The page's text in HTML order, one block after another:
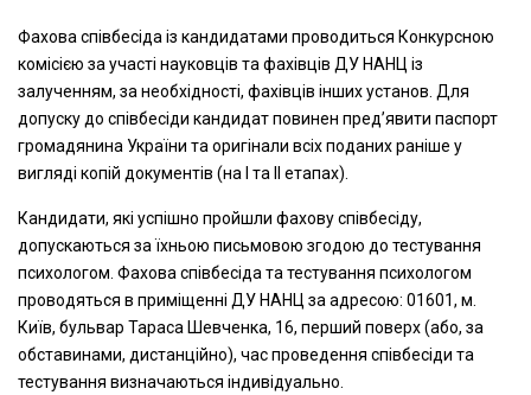
Фахова співбесіда із кандидатами проводиться Конкурсною
комісією за участі науковців та фахівців ДУ НАНЦ із
залученням, за необхідності, фахівців інших установ. Для
допуску до співбесіди кандидат повинен пред’явити паспорт
громадянина України та оригінали всіх поданих раніше у
вигляді копій документів (на І та ІІ етапах).
Кандидати, які успішно пройшли фахову співбесіду,
допускаються за їхньою письмовою згодою до тестування
психологом. Фахова співбесіда та тестування психологом
проводяться в приміщенні ДУ НАНЦ за адресою: 01601, м.
Київ, бульвар Тараса Шевченка, 16, перший поверх (або, за
обставинами, дистанційно), час проведення співбесіди та
тестування визначаються індивідуально.